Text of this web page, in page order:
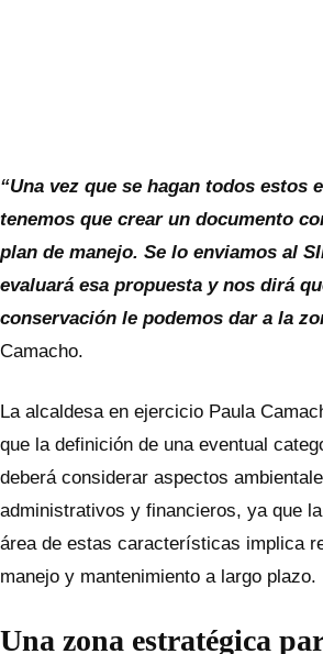
“Una vez que se hagan todos estos
tenemos que crear un documento
plan de manejo. Se lo enviamos al
evaluará esa propuesta y nos dirá
conservación le podemos dar a la
Camacho.
La alcaldesa en ejercicio Paula
que la definición de una eventual
deberá considerar aspectos
administrativos y financieros, ya que
área de estas características implica
manejo y mantenimiento a largo plazo.
Una zona estratégica